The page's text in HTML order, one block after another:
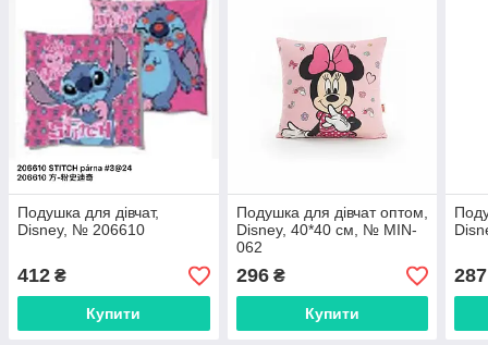
Подушка для дівчат,
Disney, № 206610
412 ₴
Купити
Подушка для дівчат оптом,
Disney, 40*40 см, № MIN-
062
296₴
Купити
287